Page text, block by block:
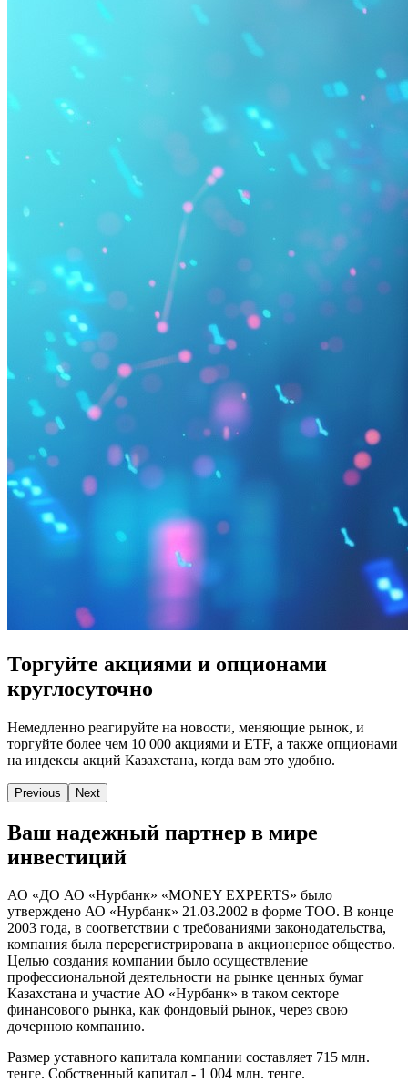
Торгуйте акциями и опционами
круглосуточно
Немедленно реагируйте на новости, меняющие рынок, и
торгуйте более чем 10 000 акциями и ETF, а также опционами
на индексы акций Казахстана, когда вам это удобно.
Previous Next
Ваш надежный партнер в мире
инвестиций
АО «ДО АО «Нурбанк» «MONEY EXPERTS» было
утверждено АО «Нурбанк» 21.03.2002 в форме ТОО. В конце
2003 года, в соответствии с требованиями законодательства,
компания была перерегистрирована в акционерное общество.
Целью создания компании было осуществление
профессиональной деятельности на рынке ценных бумаг
Казахстана и участие АО «Нурбанк» в таком секторе
финансового рынка, как фондовый рынок, через свою
дочернюю компанию.
Размер уставного капитала компании составляет 715 млн.
тенге. Собственный капитал - 1 004 млн. тенге.